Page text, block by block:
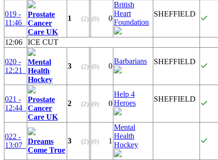
019 -
11:46
Prostate
Cancer
Care UK
1 (2) (0) 0
British
Heart
Foundation
SHEFFIELD
12:06 ICE CUT
020 -
12:21
Mental
Health
Hockey
3 (2) (0) 0
Barbarians SHEFFIELD
021 -
12:44
Prostate
Cancer
Care UK
2 (2) (0) 0
Help 4
Heroes
SHEFFIELD
022 -
13:07
Dreams
Come True
3 (2) (0) 1
Mental
Health
Hockey